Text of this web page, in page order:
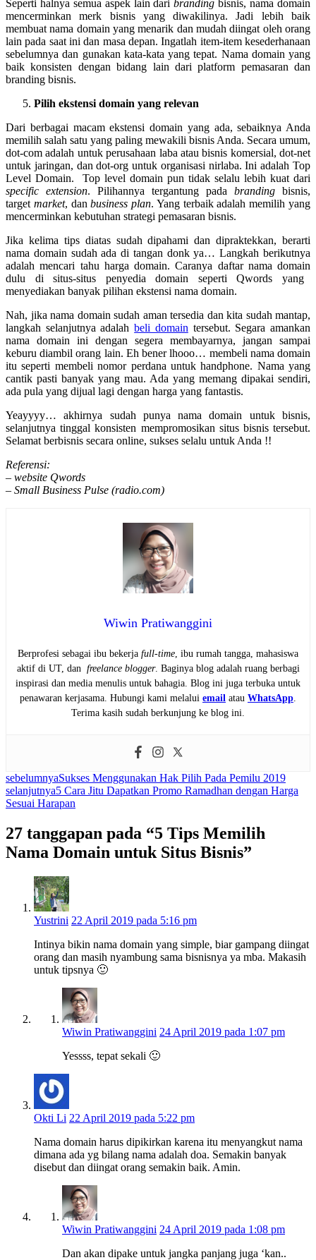
Seperti halnya semua aspek lain daribranding bisnis, nama domain
mencerminkan merk bisnis yang diwakilinya. Jadi lebih baik
membuat nama domain yang menarik dan mudah diingat oleh orang
lain pada saat ini dan masa depan. Ingatlah item-item kesederhanaan
sebelumnya dan gunakan kata-kata yang tepat. Nama domain yang
baik konsisten dengan bidang lain dari platform pemasaran dan
branding bisnis.
Pilih ekstensi domain yang relevan
Dari berbagai macam ekstensi domain yang ada, sebaiknya Anda
memilih salah satu yang paling mewakili bisnis Anda. Secara umum,
dot-com adalah untuk perusahaan laba atau bisnis komersial, dot-net
untuk jaringan, dan dot-org untuk organisasi nirlaba. Ini adalah Top
Level Domain. Top level domain pun tidak selalu lebih kuat dari
specific extension. Pilihannya tergantung pada branding bisnis,
target market, danbusiness plan. Yang terbaik adalah memilih yang
mencerminkan kebutuhan strategi pemasaran bisnis.
Jika kelima tips diatas sudah dipahami dan dipraktekkan, berarti
nama domain sudah ada di tangan donk ya… Langkah berikutnya
adalah mencari tahu harga domain. Caranya daftar nama domain
dulu di situs-situs penyedia domain seperti Qwords yang
menyediakan banyak pilihan ekstensi nama domain.
Nah, jika nama domain sudah aman tersedia dan kita sudah mantap,
langkah selanjutnya adalah beli domain tersebut. Segara amankan
nama domain ini dengan segera membayarnya, jangan sampai
keburu diambil orang lain. Eh bener lhooo… membeli nama domain
itu seperti membeli nomor perdana untuk handphone. Nama yang
cantik pasti banyak yang mau. Ada yang memang dipakai sendiri,
ada pula yang dijual lagi dengan harga yang fantastis.
Yeayyyy… akhirnya sudah punya nama domain untuk bisnis,
selanjutnya tinggal konsisten mempromosikan situs bisnis tersebut.
Selamat berbisnis secara online, sukses selalu untuk Anda !!
Referensi:
– website Qwords
– Small Business Pulse (radio.com)
Wiwin Pratiwanggini
Berprofesi sebagai ibu bekerja full-time , ibu rumah tangga, mahasiswa
aktif di UT, dan freelance blogger. Baginya blog adalah ruang berbagi
inspirasi dan media menulis untuk bahagia. Blog ini juga terbuka untuk
penawaran kerjasama. Hubungi kami melalui email atau WhatsApp
Terima kasih sudah berkunjung ke blog ini.
sebelumnyaSukses Menggunakan Hak Pilih Pada Pemilu 2019
selanjutnya5 Cara Jitu Dapatkan Promo Ramadhan dengan Harga
Sesuai Harapan
27 tanggapan pada “5 Tips Memilih
Nama Domain untuk Situs Bisnis”
Yustrini 22 April 2019 pada 5:16 pm
Intinya bikin nama domain yang simple, biar gampang diingat
orang dan masih nyambung sama bisnisnya ya mba. Makasih
untuk tipsnya 🙂
Wiwin Pratiwanggini 24 April 2019 pada 1:07 pm
Yessss, tepat sekali 🙂
Okti Li 22 April 2019 pada 5:22 pm
Nama domain harus dipikirkan karena itu menyangkut nama
dimana ada yg bilang nama adalah doa. Semakin banyak
disebut dan diingat orang semakin baik. Amin.
Wiwin Pratiwanggini 24 April 2019 pada 1:08 pm
Dan akan dipake untuk jangka panjang juga ‘kan..